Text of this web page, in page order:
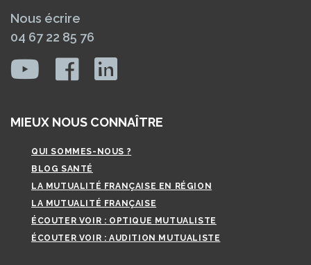
Nous écrire
04 67 22 85 76
MIEUX NOUS CONNAÎTRE
QUI SOMMES-NOUS ?
BLOG SANTÉ
LA MUTUALITÉ FRANÇAISE EN RÉGION
LA MUTUALITÉ FRANÇAISE
ÉCOUTER VOIR : OPTIQUE MUTUALISTE
ÉCOUTER VOIR : AUDITION MUTUALISTE